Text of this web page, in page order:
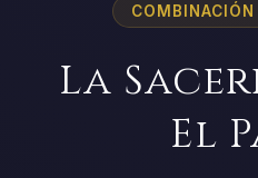
COMBINACIÓN
La
El